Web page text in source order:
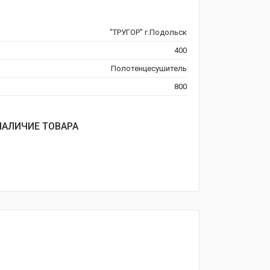
"ТРУГОР" г.Подольск
400
Полотенцесушитель
800
ТОВАРА